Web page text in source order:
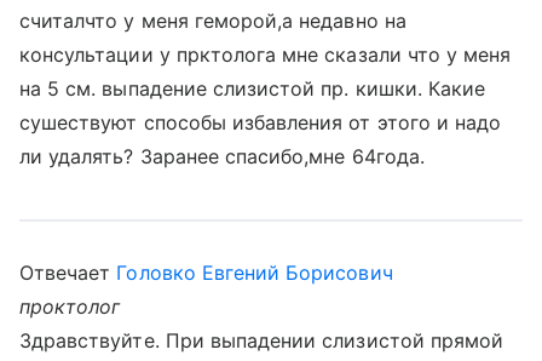
считалчто у меня геморой,а недавно на
консультации у прктолога мне сказали что у меня
на 5 см. выпадение слизистой пр. кишки. Какие
сушествуют способы избавления от этого и надо
ли удалять? Заранее спасибо,мне 64года.
Отвечает Головко Евгений Борисович
проктолог
Здравствуйте. При выпадении слизистой прямой